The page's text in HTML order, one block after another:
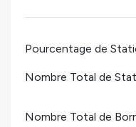
Pourcentage de
Nombre Total de
Nombre Total de